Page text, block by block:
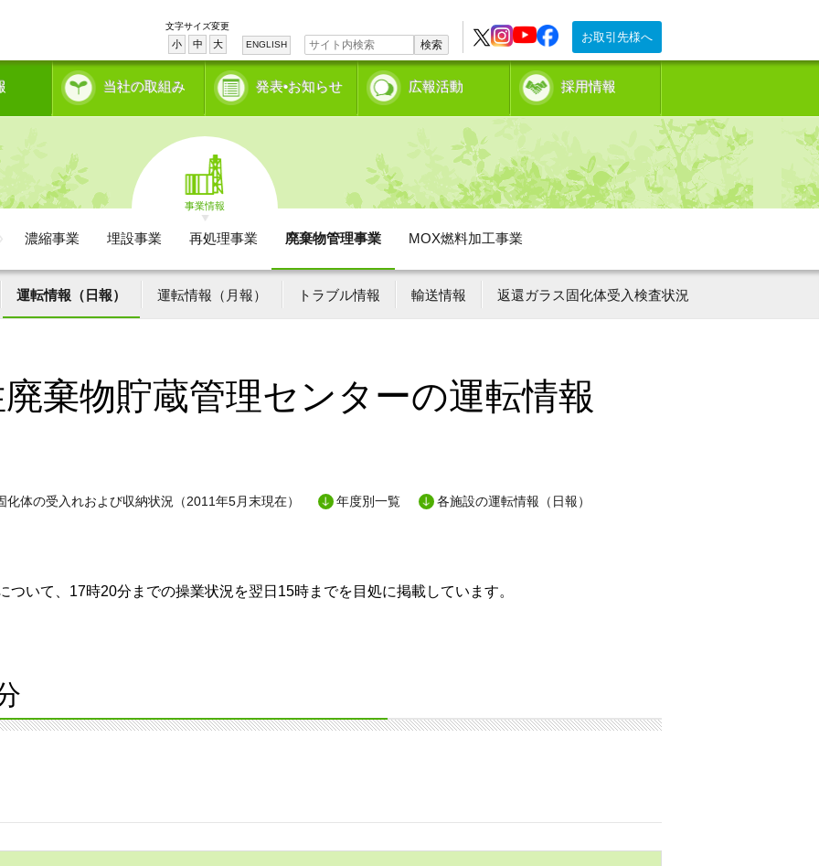
お取引先様へ
検索
文字サイズ変更
小 中 大 ENGLISH
当社の取組み 発表•お知らせ 広報活動 採用情報
事業情報
濃縮事業 埋設事業 再処理事業 廃棄物管理事業 MOX燃料加工事業
運転情報（日報） 運転情報（月報） トラブル情報 輸送情報 返還ガラス固化体受入検査状況
棄物貯蔵管理センターの運転情報
化体の受入れおよび収納状況（2011年5月末現在） 年度別一覧 各施設の運転情報（日報）
いて、17時20分までの操業状況を翌日15時までを目処に掲載しています。